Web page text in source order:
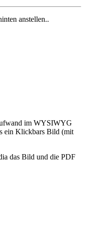
anstellen..
im WYSIWYG
ein Klickbars Bild (mit
das Bild und die PDF